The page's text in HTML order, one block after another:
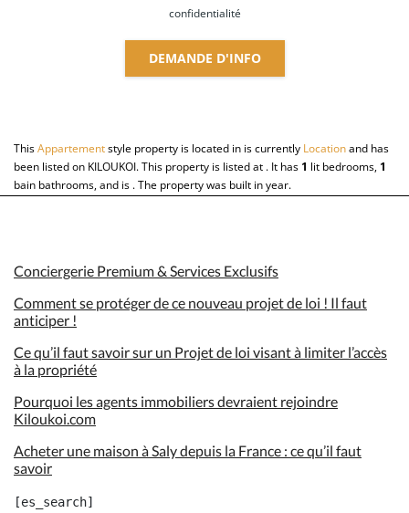
confidentialité
DEMANDE D'INFO
ThisAppartementstyle property is located in is currently Locationand has
been listed on KILOUKOI. This property is listed at . It has 1 lit bedrooms, 1
bain bathrooms, and is . The property was built in year.
Conciergerie Premium & Services Exclusifs
Comment se protéger de ce nouveau projet de loi ! Il faut
anticiper !
Ce qu’il faut savoir sur un Projet de loi visant à limiter l’accès
à la propriété
Pourquoi les agents immobiliers devraient rejoindre
Kiloukoi.com
Acheter une maison à Saly depuis la France : ce qu’il faut
savoir